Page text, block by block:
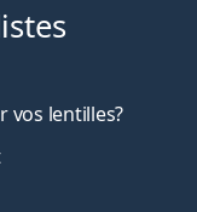
vos lentilles?